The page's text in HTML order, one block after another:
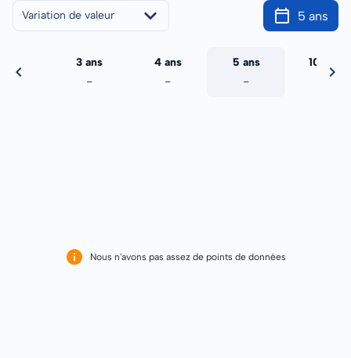
Variation de valeur 5 ans
3 ans
-
4 ans
-
5 ans
-
10 ans
Nous n'avons pas assez de points de données